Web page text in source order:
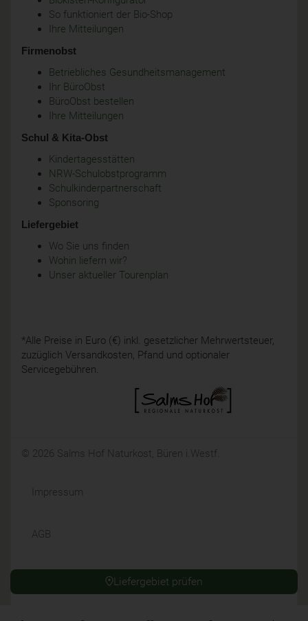
Liefergebiet prüfen
So funktioniert der Bio-Shop
Ihre Mitteilungen
Firmenobst
Betriebliches Gesundheitsmanagement
Ihr BüroObst
BüroObst bestellen
Ihre Mitteilungen
Schul & Kita-Obst
Kindertagesstätten
NRW-Schulobstprogramm
Schulkinderpartnerschaft
Sponsoring
Liefergebiet
Wo Sie uns finden
Wohin liefern wir?
Unser aktueller Tourenplan
*Alle Preise in Euro (€) inkl. gesetzlicher Mehrwertsteuer,
zuzüglich Versandkosten, Pfand und optionaler
Servicegebühren.
© 2026 Salms Hof Naturkost, Büren i.Westf.
Impressum
AGB
Widerrufsrecht